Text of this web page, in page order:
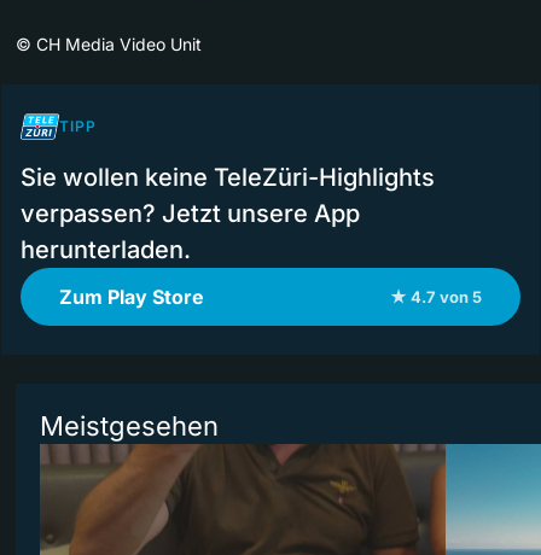
© CH Media Video Unit
TIPP
Sie wollen keine TeleZüri-Highlights
verpassen? Jetzt unsere App
herunterladen.
Zum Play Store ★ 4.7 von 5
Meistgesehen